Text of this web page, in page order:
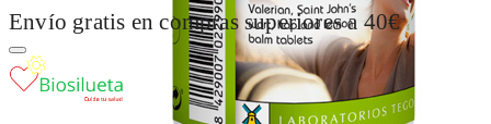
Envío gratis en compras superiores a 40€